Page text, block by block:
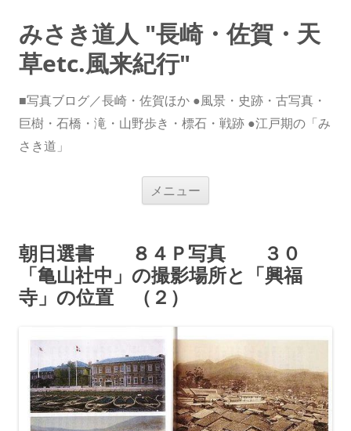
みさき道人 "長崎・佐賀・天
草etc.風来紀行"
■写真ブログ／長崎・佐賀ほか ●風景・史跡・古写真・
巨樹・石橋・滝・山野歩き・標石・戦跡 ●江戸期の「み
さき道」
メニュー
ス
キ
ッ
プ
朝日選書 ８４Ｐ写真 ３０
「亀山社中」の撮影場所と「興福
寺」の位置 （２）